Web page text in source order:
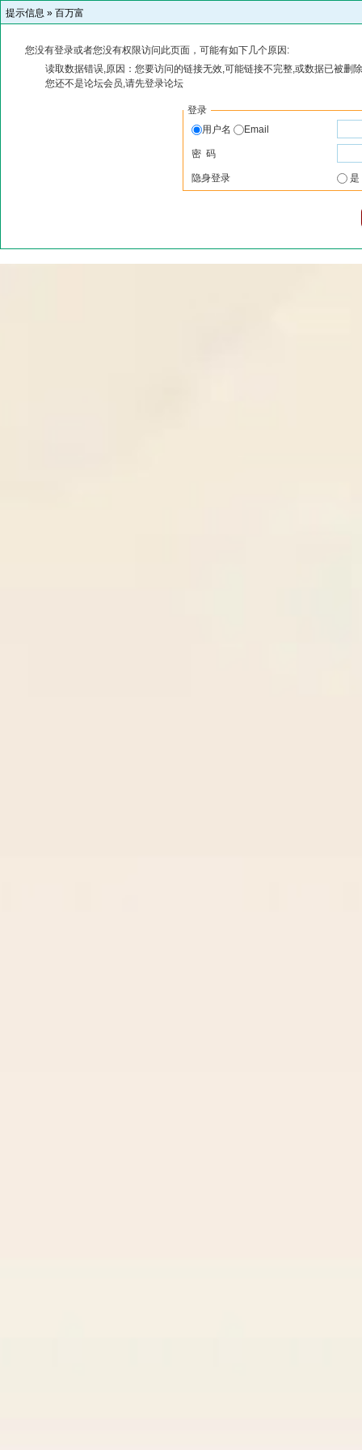
提示信息 » 百万富
您没有登录或者您没有权限访问此页面，可能有如下几个原因:
读取数据错误,原因：您要访问的链接无效,可能链接不完整,或数据已被删
您还不是论坛会员,请先登录论坛
登录
用户名
Email
密 码
隐身登录